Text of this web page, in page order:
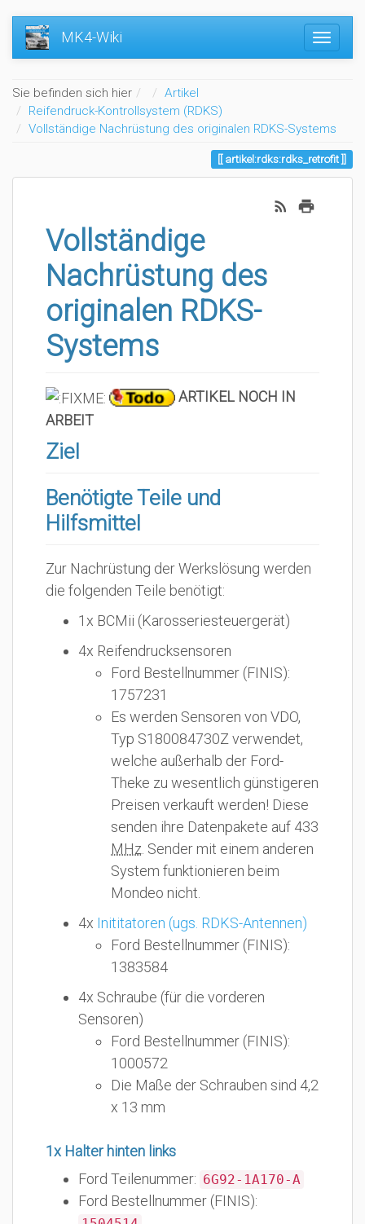
MK4-Wiki
Sie befinden sich hier Home
Artikel
Reifendruck-Kontrollsystem (RDKS)
Vollständige Nachrüstung des originalen RDKS-Systems
artikel:rdks:rdks_retrofit
Vollständige
Nachrüstung des
originalen RDKS-
Systems
ARTIKEL NOCH IN
ARBEIT
Ziel
Benötigte Teile und
Hilfsmittel
Zur Nachrüstung der Werkslösung werden
die folgenden Teile benötigt:
1x BCMii (Karosseriesteuergerät)
4x Reifendrucksensoren
Ford Bestellnummer (FINIS):
1757231
Es werden Sensoren von VDO,
Typ S180084730Z verwendet,
welche außerhalb der Ford-
Theke zu wesentlich günstigeren
Preisen verkauft werden! Diese
senden ihre Datenpakete auf 433
MHz . Sender mit einem anderen
System funktionieren beim
Mondeo nicht.
4x Inititatoren (ugs. RDKS-Antennen)
Ford Bestellnummer (FINIS):
1383584
4x Schraube (für die vorderen
Sensoren)
Ford Bestellnummer (FINIS):
1000572
Die Maße der Schrauben sind 4,2
x 13 mm
1x Halter hinten links
Ford Teilenummer: 6G92-1A170-A
Ford Bestellnummer (FINIS):